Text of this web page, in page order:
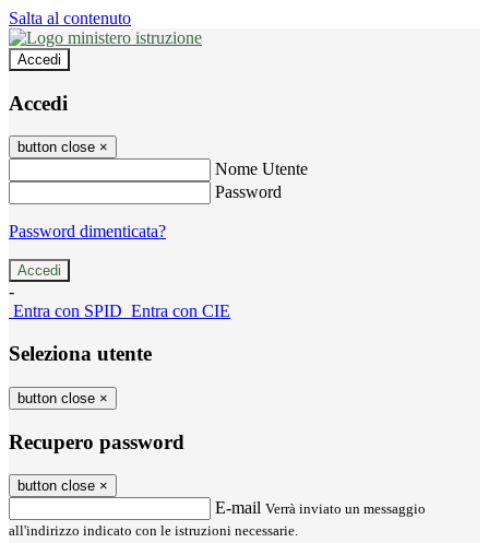
Salta al contenuto
Accedi
Accedi
button close ×
Nome Utente
Password
Password dimenticata?
-
Entra con SPID Entra con CIE
Seleziona utente
button close ×
Recupero password
button close ×
E-mail Verrà inviato un messaggio
all'indirizzo indicato con le istruzioni necessarie.